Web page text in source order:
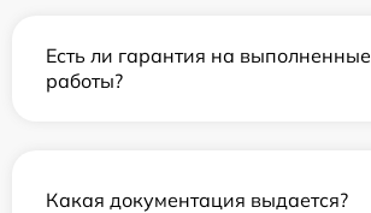
Есть ли гарантия на выполненные
работы?
Какая документация выдается?